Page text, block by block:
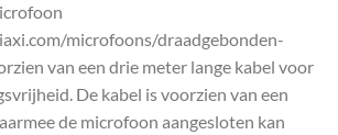
microfoons/draadgebonden-
van een drie meter lange kabel voor
De kabel is voorzien van een
de microfoon aangesloten kan